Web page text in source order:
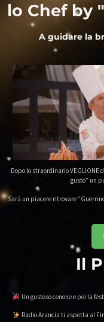
lo Chef by
A guidare la
Dopo lo straordinario VEGLIONE
gusto” un
Sarà un piacere ritrovare
Il
Un gustoso cenone e poi la
Radio Arancia ti aspetta al